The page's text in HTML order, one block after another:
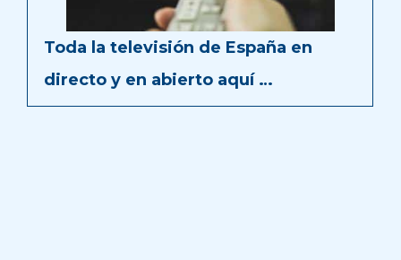
Toda la televisión de España en
directo y en abierto aquí …